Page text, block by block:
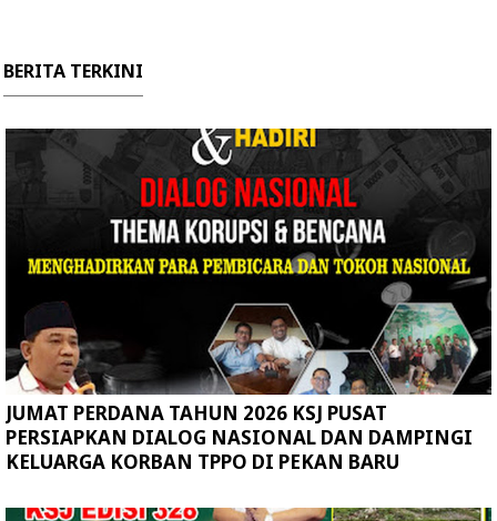
BERITA TERKINI
JUMAT PERDANA TAHUN 2026 KSJ PUSAT
PERSIAPKAN DIALOG NASIONAL DAN DAMPINGI
KELUARGA KORBAN TPPO DI PEKAN BARU